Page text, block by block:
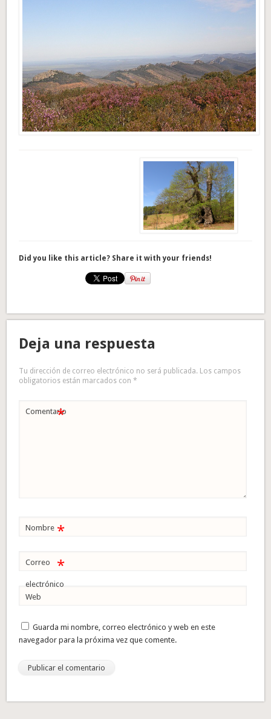
Did you like this article? Share it with your friends!
Deja una respuesta
Tu dirección de correo electrónico no será publicada. Los campos
obligatorios están marcados con*
Comentario
*
Nombre *
Correo
electrónico
*
Web
Guarda mi nombre, correo electrónico y web en este
navegador para la próxima vez que comente.